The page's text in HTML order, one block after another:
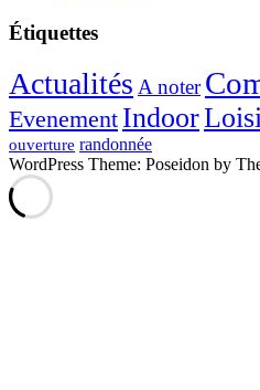
Étiquettes
Actualités A noter
Evenement Indoor
ouverture randonnée
WordPress Theme: Poseidon by